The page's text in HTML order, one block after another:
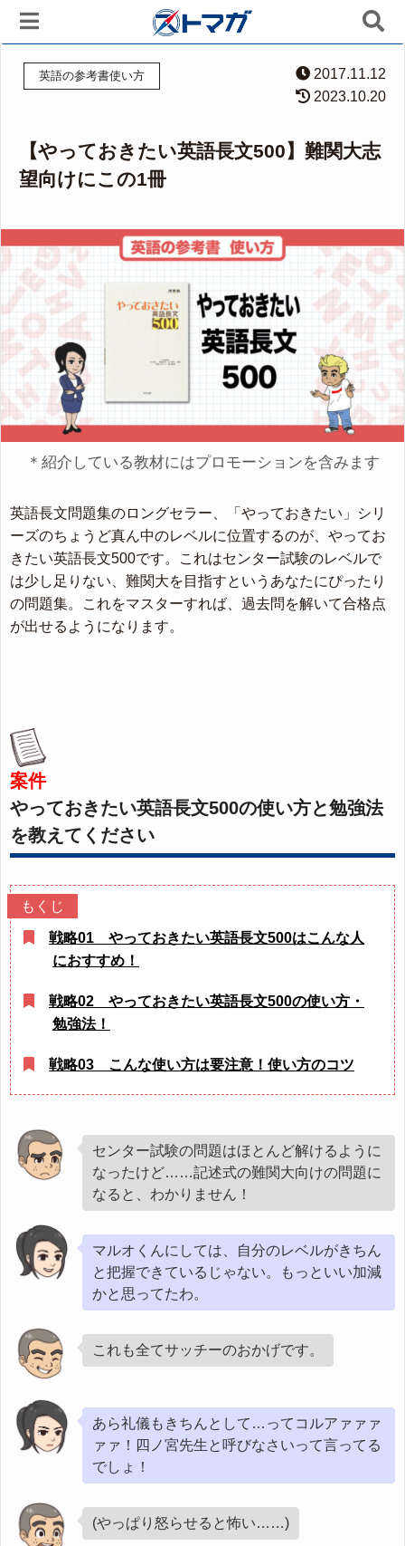
英語の参考書使い方
2017.11.12
2023.10.20
【やっておきたい英語長文500】難関大志
望向けにこの1冊
＊紹介している教材にはプロモーションを含みます
英語長文問題集のロングセラー、「やっておきたい」シリ
ーズのちょうど真ん中のレベルに位置するのが、やってお
きたい英語長文500です。これはセンター試験のレベルで
は少し足りない、難関大を目指すというあなたにぴったり
の問題集。これをマスターすれば、過去問を解いて合格点
が出せるようになります。
案件
やっておきたい英語長文500の使い方と勉強法
を教えてください
戦略01 やっておきたい英語長文500はこんな人
におすすめ！
戦略02 やっておきたい英語長文500の使い方・
勉強法！
戦略03 こんな使い方は要注意！使い方のコツ
センター試験の問題はほとんど解けるように
なったけど……記述式の難関大向けの問題に
なると、わかりません！
マルオくんにしては、自分のレベルがきちん
と把握できているじゃない。もっといい加減
かと思ってたわ。
これも全てサッチーのおかげです。
あら礼儀もきちんとして…ってコルアァァァ
ァァ！四ノ宮先生と呼びなさいって言ってる
でしょ！
(やっぱり怒らせると怖い……)